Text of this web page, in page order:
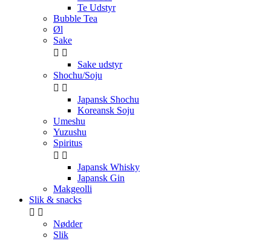
Te Udstyr
Bubble Tea
Øl
Sake
 
Sake udstyr
Shochu/Soju
 
Japansk Shochu
Koreansk Soju
Umeshu
Yuzushu
Spiritus
 
Japansk Whisky
Japansk Gin
Makgeolli
Slik & snacks
 
Nødder
Slik